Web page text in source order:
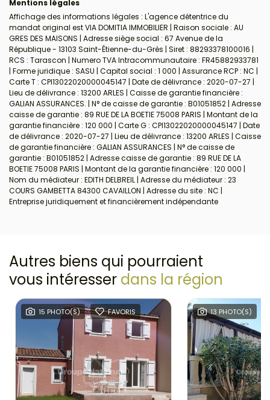
Mentions légales
Affichage des informations légales : L'agence détentrice du
mandat original est VIA DOMITIA IMMOBILIER | Raison sociale : AU
GRES DES MAISONS | Adresse siège social : 67 Avenue de la
République - 13103 Saint-Étienne-du-Grès | Siret : 88293378100016 |
RCS : Tarascon | Numero TVA Intracommunautaire : FR45882933781
| Forme juridique : SASU | Capital social : 1 000 | Assurance RCP : NC |
Carte T : CPI13022020000045147 | Date de délivrance : 2020-07-27 |
Lieu de délivrance : 13200 ARLES | Caisse de garantie financière :
GALIAN ASSURANCES. | N° de caisse de garantie : B01051852 | Adresse
caisse de garantie : 89 RUE DE LA BOETIE 75008 PARIS | Montant de la
garantie financière : 120 000 | Carte G : CPI13022020000045147 | Date
de délivrance : 2020-07-27 | Lieu de délivrance : 13200 ARLES | Caisse
de garantie financière : GALIAN ASSURANCES | N° de caisse de
garantie : B01051852 | Adresse caisse de garantie : 89 RUE DE LA
BOETIE 75008 PARIS | Montant de la garantie financière : 120 000 |
Nom du médiateur : EDITH DELBREIL | Adresse du médiateur : 23
COURS GAMBETTA 84300 CAVAILLON | Adresse du site : NC |
Entreprise juridiquement et financièrement indépendante
Autres biens qui pourraient
vous intéresser dans la région
15 PHOTO(S) FAVORIS 13 PHOTO(S)